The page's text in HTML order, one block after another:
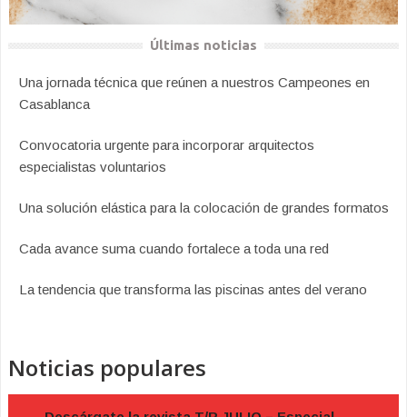
Últimas noticias
Una jornada técnica que reúnen a nuestros Campeones en
Casablanca
Convocatoria urgente para incorporar arquitectos
especialistas voluntarios
Una solución elástica para la colocación de grandes formatos
Cada avance suma cuando fortalece a toda una red
La tendencia que transforma las piscinas antes del verano
Noticias populares